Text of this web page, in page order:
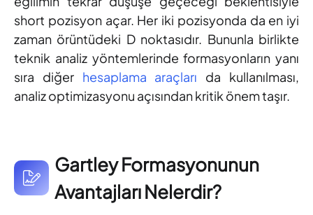
short pozisyon açar. Her iki pozisyonda da en iyi
zaman örüntüdeki D noktasıdır. Bununla birlikte
teknik analiz yöntemlerinde formasyonların yanı
sıra diğer hesaplama araçları da kullanılması,
analiz optimizasyonu açısından kritik önem taşır.
Gartley Formasyonunun
Avantajları Nelerdir?